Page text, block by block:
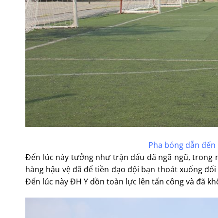
Pha bóng dẫn
Đến lúc này tưởng như trận đấu đã ngã ngũ, trong
hàng hậu vệ đã để tiền đạo đội bạn thoát xuống
Đến lúc này ĐH Y dồn toàn lực lên tấn công và đã